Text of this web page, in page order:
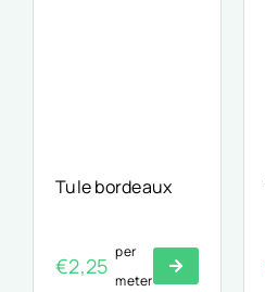
Tule bordeaux
€2,25
per
meter